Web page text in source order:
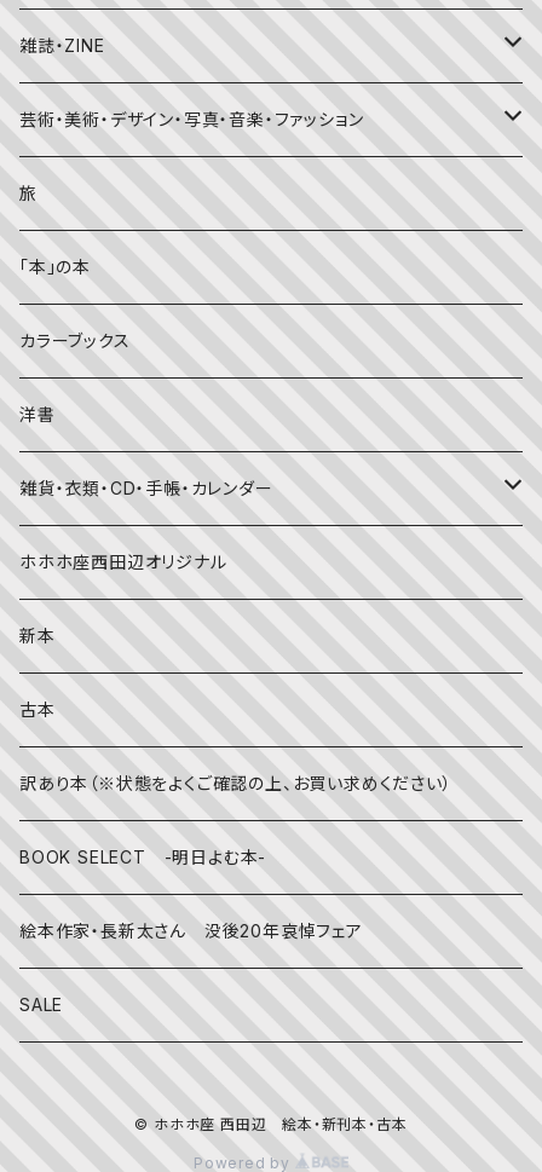
かがくのとも
外国の昔話・民話
のりもの絵本
知識の本・図鑑
理科
料理・食育
英語
しかけ絵本
児童書
大人の方に
季節・行事の絵本
春
夏
赤ちゃん（０・１・２歳向け）絵本
文字のない絵本
英語の絵本
写真絵本
住まい・インテリア
体・健康
趣味
ライフスタイル・生き方
子育て
雑誌・ZINE
雑誌
ZINE
芸術・美術・デザイン・写真・音楽・ファッション
美術・画集・図録
音楽
写真集
デザイン
ファッション
映画
伝統文化・技法
旅
「本」の本
カラーブックス
洋書
雑貨・衣類・CD・手帳・カレンダー
靴下
日記・手帳
CD
文房具
その他
ホホホ座西田辺オリジナル
新本
古本
訳あり本（※状態をよくご確認の上、お買い求めください）
BOOK SELECT -明日よむ本-
絵本作家・長新太さん 没後20年哀悼フェア
SALE
© ホホホ座 西田辺 絵本・新刊本・古本
Powered by